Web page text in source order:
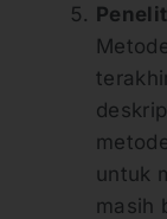
untuk
masih